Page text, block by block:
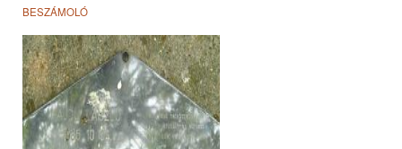
BESZÁMOLÓ